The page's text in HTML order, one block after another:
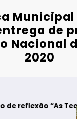
Municipal
de
Nacional
2020
Tecedeiras –